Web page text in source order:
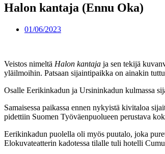
Halon kantaja (Ennu Oka)
01/06/2023
Veistos nimeltä Halon kantaja ja sen tekijä
yläilmoihin. Patsaan sijaintipaikka on ainakin
Osalle Eerikinkadun ja Ursininkadun kulmassa
Samaisessa paikassa ennen nykyistä kivitaloa
pidettiin Suomen Työväenpuolueen perustava
Eerikinkadun puolella oli myös puutalo, joka
Elokuvateatterin kadotessa tilalle tuli hotelli